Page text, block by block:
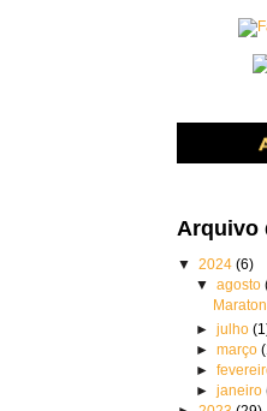
Arquivo
▼2024(6)
▼ agosto
► julho
► março
►
► janeiro